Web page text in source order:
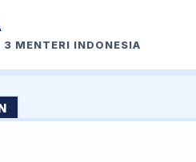
3 MENTERI INDONESIA